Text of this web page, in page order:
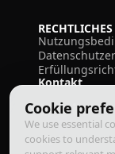
Cookie
We use essential
cookies to
RECHTLICHES
Kontakt